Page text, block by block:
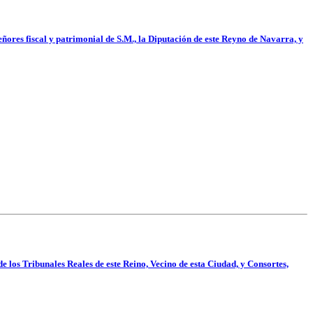
fiscal y patrimonial de S.M., la Diputación de este Reyno de Navarra, y
Tribunales Reales de este Reino, Vecino de esta Ciudad, y Consortes,